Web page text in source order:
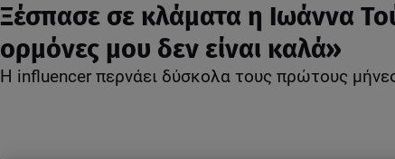
Ξέσπασε σε κλάματα η Ιωάννα
ορμόνες μου δεν είναι καλά»
Η influencer περνάει δύσκολα τους πρώτους